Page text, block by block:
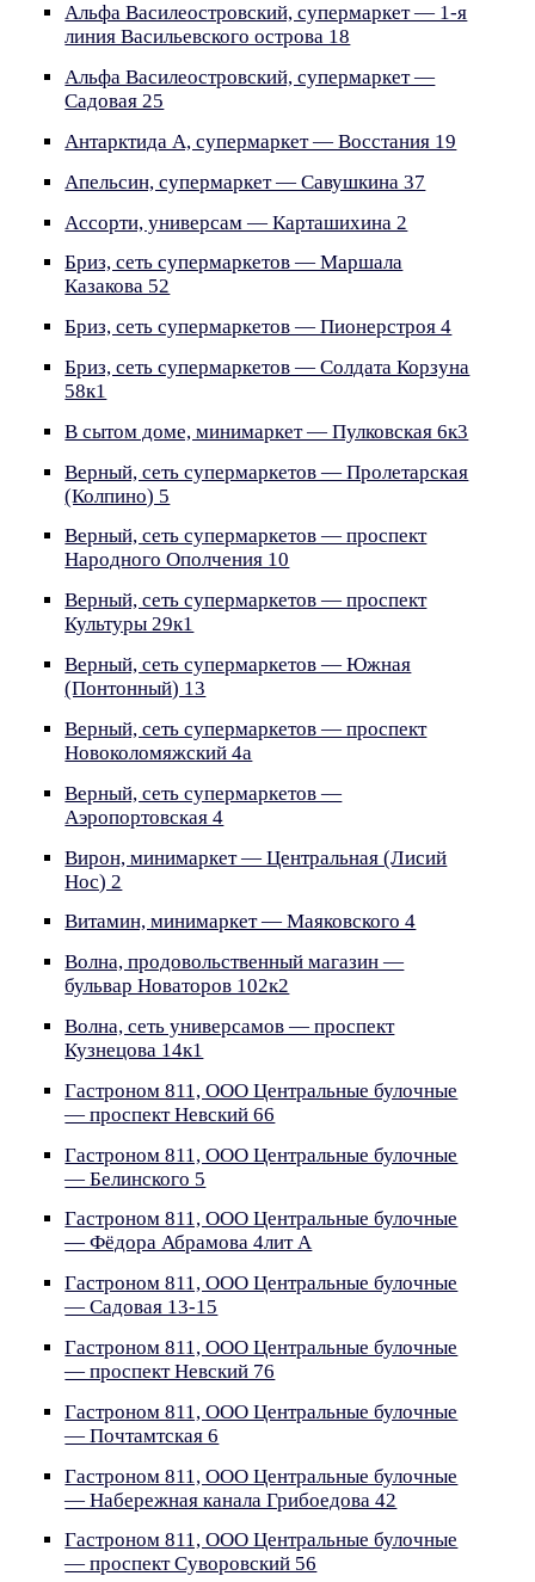
Альфа Василеостровский, супермаркет — 1-я
линия Васильевского острова 18
Альфа Василеостровский, супермаркет —
Садовая 25
Антарктида А, супермаркет — Восстания 19
Апельсин, супермаркет — Савушкина 37
Ассорти, универсам — Карташихина 2
Бриз, сеть супермаркетов — Маршала
Казакова 52
Бриз, сеть супермаркетов — Пионерстроя 4
Бриз, сеть супермаркетов — Солдата Корзуна
58к1
В сытом доме, минимаркет — Пулковская 6к3
Верный, сеть супермаркетов — Пролетарская
(Колпино) 5
Верный, сеть супермаркетов — проспект
Народного Ополчения 10
Верный, сеть супермаркетов — проспект
Культуры 29к1
Верный, сеть супермаркетов — Южная
(Понтонный) 13
Верный, сеть супермаркетов — проспект
Новоколомяжский 4а
Верный, сеть супермаркетов —
Аэропортовская 4
Вирон, минимаркет — Центральная (Лисий
Нос) 2
Витамин, минимаркет — Маяковского 4
Волна, продовольственный магазин —
бульвар Новаторов 102к2
Волна, сеть универсамов — проспект
Кузнецова 14к1
Гастроном 811, ООО Центральные булочные
— проспект Невский 66
Гастроном 811, ООО Центральные булочные
— Белинского 5
Гастроном 811, ООО Центральные булочные
— Фёдора Абрамова 4лит А
Гастроном 811, ООО Центральные булочные
— Садовая 13-15
Гастроном 811, ООО Центральные булочные
— проспект Невский 76
Гастроном 811, ООО Центральные булочные
— Почтамтская 6
Гастроном 811, ООО Центральные булочные
— Набережная канала Грибоедова 42
Гастроном 811, ООО Центральные булочные
— проспект Суворовский 56